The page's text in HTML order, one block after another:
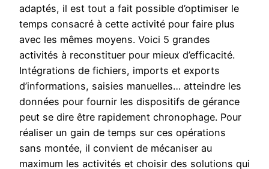
adaptés, il est tout a fait possible d’optimiser le
temps consacré à cette activité pour faire plus
avec les mêmes moyens. Voici 5 grandes
activités à reconstituer pour mieux d’efficacité.
Intégrations de fichiers, imports et exports
d’informations, saisies manuelles… atteindre les
données pour fournir les dispositifs de gérance
peut se dire être rapidement chronophage. Pour
réaliser un gain de temps sur ces opérations
sans montée, il convient de mécaniser au
maximum les activités et choisir des solutions qui